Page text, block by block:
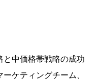
と中価格帯戦略の成功
ケティングチーム、